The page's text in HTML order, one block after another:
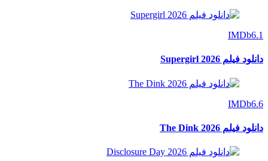
IMDb6.1
دانلود فیلم Supergirl 2026
IMDb6.6
دانلود فیلم The Dink 2026